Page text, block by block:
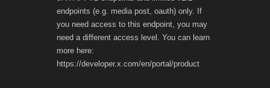
endpoints (e.g. media post, oauth) only. If
you need access to this endpoint, you may
need a different access level. You can learn
more here:
https://developer.x.com/en/portal/product